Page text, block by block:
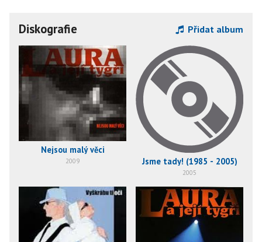
Diskografie Přidat album
Nejsou malý věci
2009 Jsme tady! (1985 - 2005)
2005